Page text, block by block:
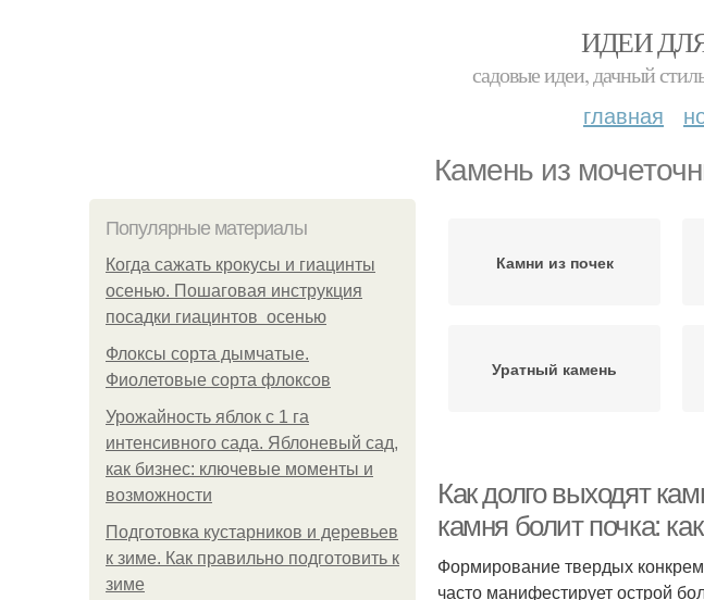
ИДЕИ
садовые идеи, дачный
главная
Камень из
Популярные материалы
Когда сажать крокусы и гиацинты
осенью. Пошаговая инструкция
посадки гиацинтов осенью
Флоксы сорта дымчатые.
Фиолетовые сорта флоксов
Урожайность яблок с 1 га
интенсивного сада. Яблоневый сад,
как бизнес: ключевые моменты и
возможности
Подготовка кустарников и деревьев
к зиме. Как правильно подготовить к
зиме
Камни из почек
Уратный камень
Как долго выходят
камня болит почка:
Формирование твердых
часто манифестирует острой